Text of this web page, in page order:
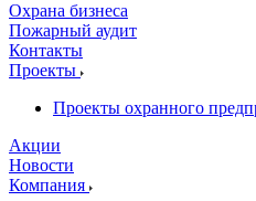
Охрана бизнеса
Пожарный аудит
Контакты
Проекты
Проекты охранного
Акции
Новости
Компания